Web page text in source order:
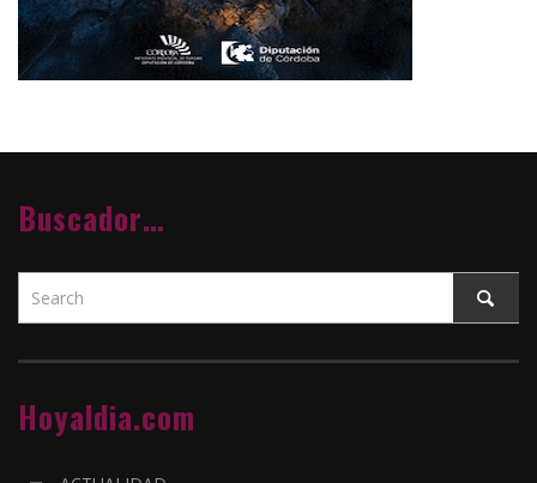
Buscador…
Hoyaldia.com